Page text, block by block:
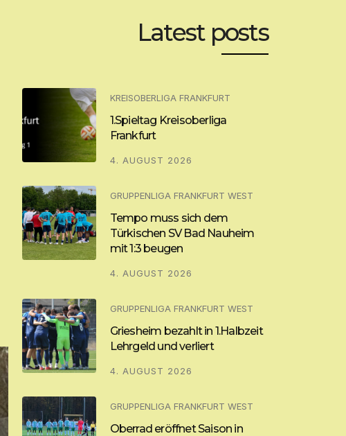
Latest posts
KREISOBERLIGA FRANKFURT
1.Spieltag Kreisoberliga
Frankfurt
4. AUGUST 2026
GRUPPENLIGA FRANKFURT WEST
Tempo muss sich dem
Türkischen SV Bad Nauheim
mit 1:3 beugen
4. AUGUST 2026
GRUPPENLIGA FRANKFURT WEST
Griesheim bezahlt in 1.Halbzeit
Lehrgeld und verliert
4. AUGUST 2026
GRUPPENLIGA FRANKFURT WEST
Oberrad eröffnet Saison in